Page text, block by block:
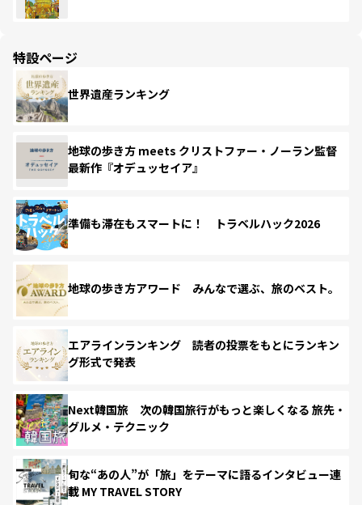
特設ページ
世界遺産ランキング
地球の歩き方 meets クリストファー・ノーラン監督
最新作『オデュッセイア』
準備も滞在もスマートに！ トラベルハック2026
地球の歩き方アワード みんなで選ぶ、旅のベスト。
エアラインランキング 読者の投票をもとにランキン
グ形式で発表
Next韓国旅 次の韓国旅行がもっと楽しくなる 旅先・
グルメ・テクニック
旬な“あの人”が「旅」をテーマに語るインタビュー連
載 MY TRAVEL STORY